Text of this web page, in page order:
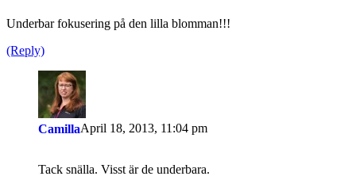
Underbar fokusering på den lilla blomman!!!
(Reply)
CamillaApril 18, 2013, 11:04 pm
Tack snälla. Visst är de underbara.